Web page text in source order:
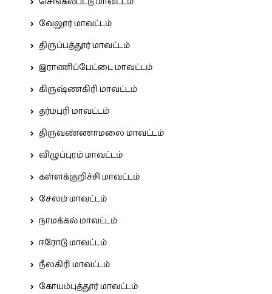
வேலூர் மாவட்டம்
திருப்பத்தூர் மாவட்டம்
இராணிப்பேட்டை மாவட்டம்
கிருஷ்ணகிரி மாவட்டம்
தர்மபுரி மாவட்டம்
திருவண்ணாமலை மாவட்டம்
விழுப்புரம் மாவட்டம்
கள்ளக்குறிச்சி மாவட்டம்
சேலம் மாவட்டம்
நாமக்கல் மாவட்டம்
ஈரோடு மாவட்டம்
நீலகிரி மாவட்டம்
கோயம்புத்தூர் மாவட்டம்